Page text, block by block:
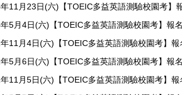
11月23日(六)【TOEIC多益英語測驗校園考】
5月4日(六)【TOEIC多益英語測驗校園考】報
11月4日(六)【TOEIC多益英語測驗校園考】
5月6日(六)【TOEIC多益英語測驗校園考】報
11月5日(六)【TOEIC多益英語測驗校園考】